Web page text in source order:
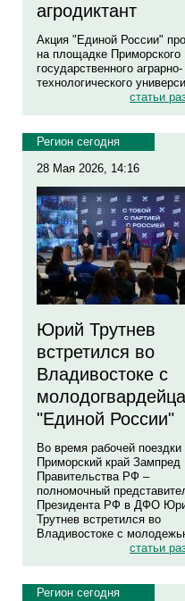
агродиктант
Акция "Единой России"
на площадке Приморского
государственного аграрно-
технологического
статьи
Регион сегодня
28 Мая 2026, 14:16
Юрий Трутнев
встретился во
Владивостоке с
"Единой России"
Во время рабочей поездки
Приморский край Зампред
Правительства РФ –
полномочный
Президента РФ в ДФО
Трутнев встретился во
Владивостоке с
статьи
Регион сегодня